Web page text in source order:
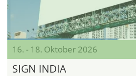
16. - 18. Oktober 2026
SIGN INDIA